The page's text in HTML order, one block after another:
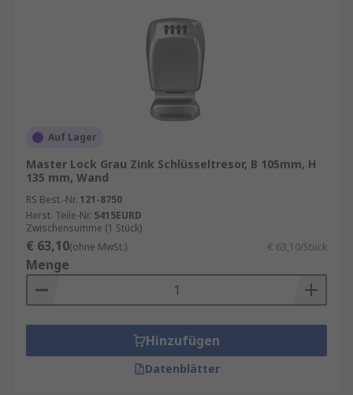
Auf Lager
Master Lock Grau Zink Schlüsseltresor, B 105mm, H
135 mm, Wand
RS Best.-Nr. 121-8750
Herst. Teile-Nr. 5415EURD
Zwischensumme (1 Stück)
€ 63,10(ohne MwSt.) € 63,10/Stück
Menge
Hinzufügen
Datenblätter